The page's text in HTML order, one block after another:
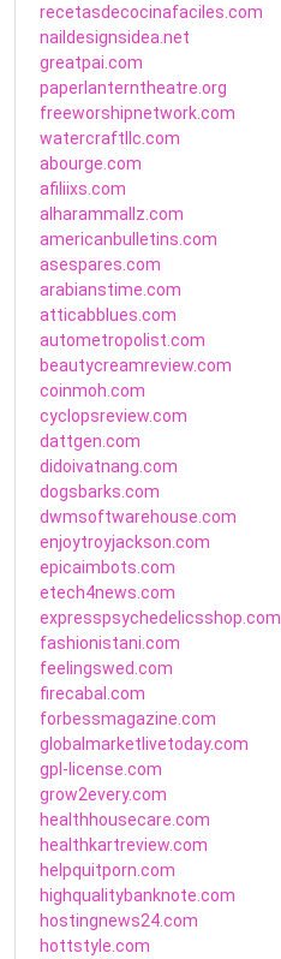
recetasdecocinafaciles.com
naildesignsidea.net
greatpai.com
paperlanterntheatre.org
freeworshipnetwork.com
watercraftllc.com
abourge.com
afiliixs.com
alharammallz.com
americanbulletins.com
asespares.com
arabianstime.com
atticabblues.com
autometropolist.com
beautycreamreview.com
coinmoh.com
cyclopsreview.com
dattgen.com
didoivatnang.com
dogsbarks.com
dwmsoftwarehouse.com
enjoytroyjackson.com
epicaimbots.com
etech4news.com
expresspsychedelicsshop.com
fashionistani.com
feelingswed.com
firecabal.com
forbessmagazine.com
globalmarketlivetoday.com
gpl-license.com
grow2every.com
healthhousecare.com
healthkartreview.com
helpquitporn.com
highqualitybanknote.com
hostingnews24.com
hottstyle.com